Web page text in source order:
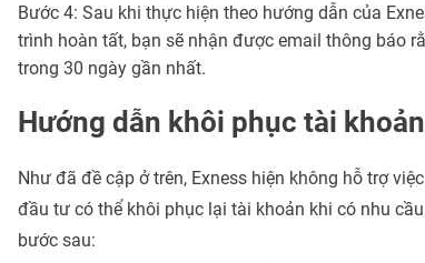
Bước 4: Sau khi thực hiện theo hướng dẫn của
trình hoàn tất, bạn sẽ nhận được email thông báo
trong 30 ngày gần nhất.
Hướng dẫn khôi phục tài
Như đã đề cập ở trên, Exness hiện không hỗ trợ
đầu tư có thể khôi phục lại tài khoản khi có nhu
bước sau: